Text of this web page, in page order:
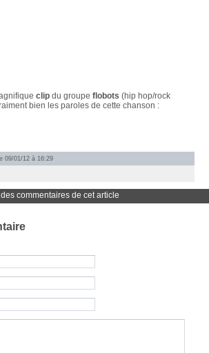
clip du groupe flobots (hip hop/rock
bien les paroles de cette chanson :
le 09/01/12 à 16:29
des commentaires de cet article